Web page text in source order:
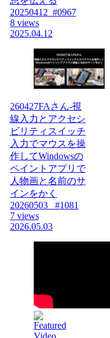
20250412_#0967
8 views
2025.04.12
260427FAさん-視
線入力とアクセシ
ビリティスイッチ
入力でマウスを操
作してWindowsの
ペイントアプリで
人物画と名前のサ
インをかく
20260503_ #1081
7 views
2026.05.03